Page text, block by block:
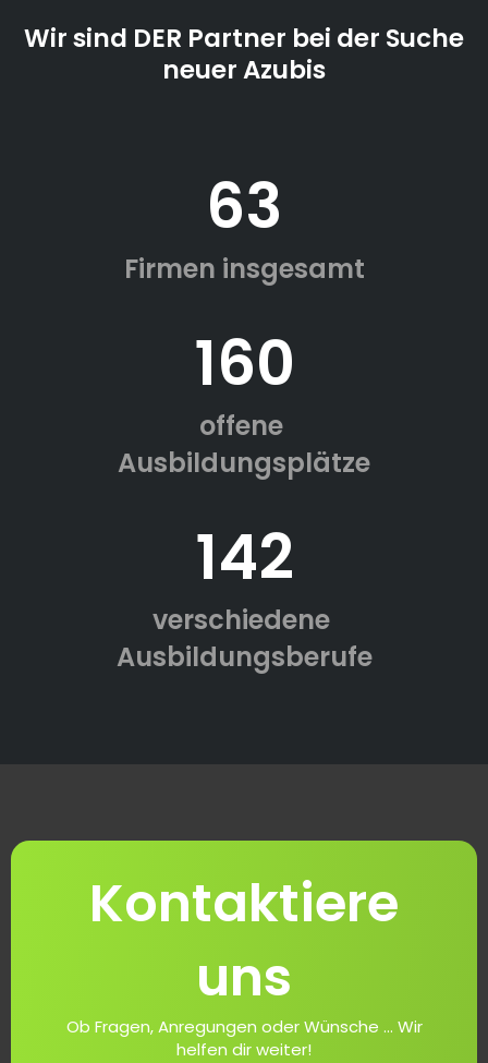
Wir sind DER Partner bei der Suche
neuer Azubis
63
Firmen insgesamt
160
offene
Ausbildungsplätze
142
verschiedene
Ausbildungsberufe
Kontaktiere
uns
Ob Fragen, Anregungen oder Wünsche ... Wir
helfen dir weiter!